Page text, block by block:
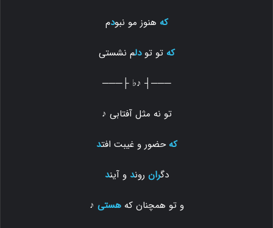
که هنوز مو نبودم
که تو تودلم نشستی
───┤ ♪♭ ├───
تو نه مثل آفتابی ♪
که حضور و غیبت افتد
دگران روند و آیند
و تو همچنان کههستی ♪